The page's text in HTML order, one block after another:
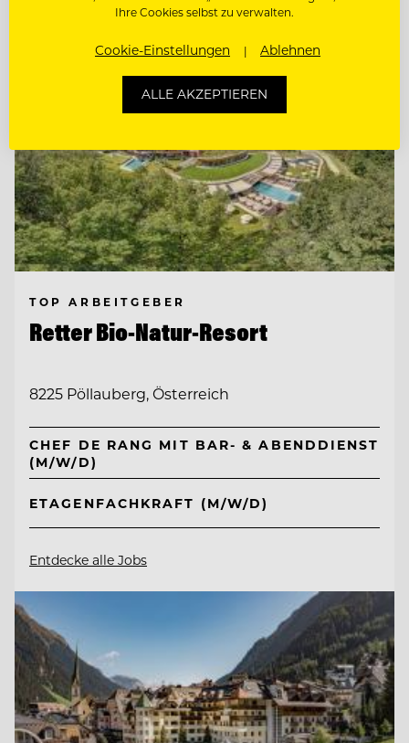
TOP ARBEITGEBER
Retter Bio-Natur-Resort
8225 Pöllauberg, Österreich
CHEF DE RANG MIT BAR- & ABENDDIENST
(M/W/D)
ETAGENFACHKRAFT (M/W/D)
Entdecke alle Jobs
Ihre Cookies selbst zu verwalten.
Cookie-Einstellungen Ablehnen
ALLE AKZEPTIEREN